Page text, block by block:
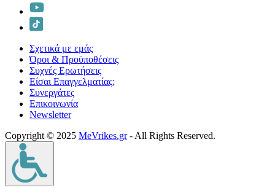
Σχετικά με εμάς
Όροι & Προϋποθέσεις
Συχνές Ερωτήσεις
Είσαι Επαγγελματίας;
Συνεργάτες
Επικοινωνία
Νewsletter
Copyright © 2025 MeVrikes.gr- All Rights Reserved.